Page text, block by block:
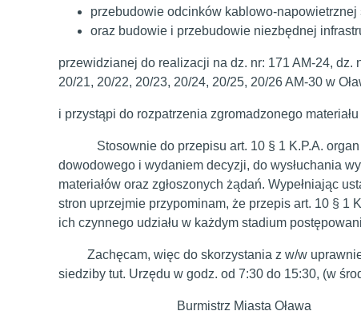
przebudowie odcinków kablowo-napowietrznej
oraz budowie i przebudowie niezbędnej
przewidzianej do realizacji na dz. nr: 171 AM-24, dz.
20/21, 20/22, 20/23, 20/24, 20/25, 20/26 AM-30 w
i przystąpi do rozpatrzenia zgromadzonego
Stosownie do przepisu art. 10 § 1 K.P.A. organ
dowodowego i wydaniem decyzji, do wysłuchania
materiałów oraz zgłoszonych żądań. Wypełniając
stron uprzejmie przypominam, że przepis art. 10 § 1
ich czynnego udziału w każdym stadium
Zachęcam, więc do skorzystania z w/w
siedziby tut. Urzędu w godz. od 7:30 do 15:30, (w
Burmistrz Miasta Oława